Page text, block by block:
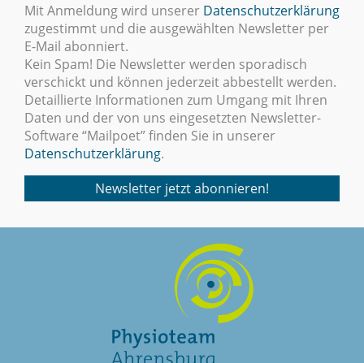
Mit Anmeldung wird unserer Datenschutzerklärung
zugestimmt und die ausgewählten Newsletter per
E-Mail abonniert.
Kein Spam! Die Newsletter werden sporadisch
verschickt und können jederzeit abbestellt werden.
Detaillierte Informationen zum Umgang mit Ihren
Daten und der von uns eingesetzten Newsletter-
Software “Mailpoet” finden Sie in unserer
Datenschutzerklärung.